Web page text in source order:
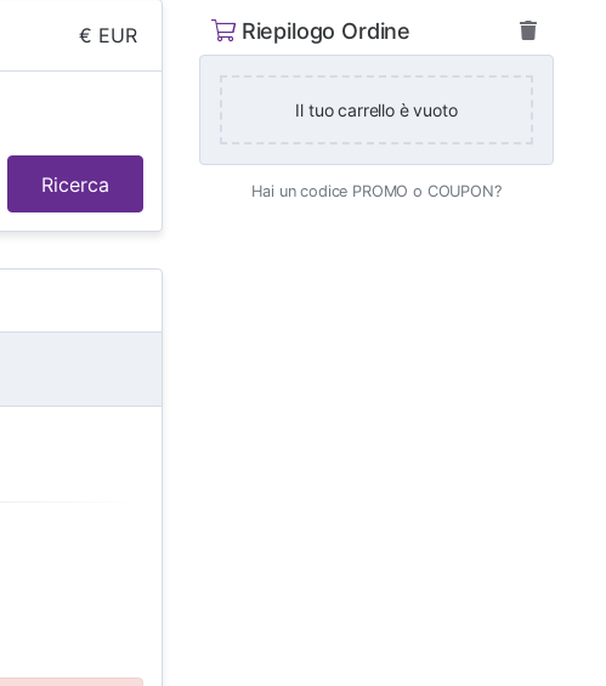
€ EUR
Ricerca
Riepilogo Ordine
Il tuo carrello è vuoto
Hai un codice PROMO o COUPON?